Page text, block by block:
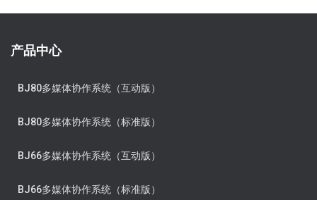
产品中心
BJ80多媒体协作系统（互动版）
BJ80多媒体协作系统（标准版）
BJ66多媒体协作系统（互动版）
BJ66多媒体协作系统（标准版）